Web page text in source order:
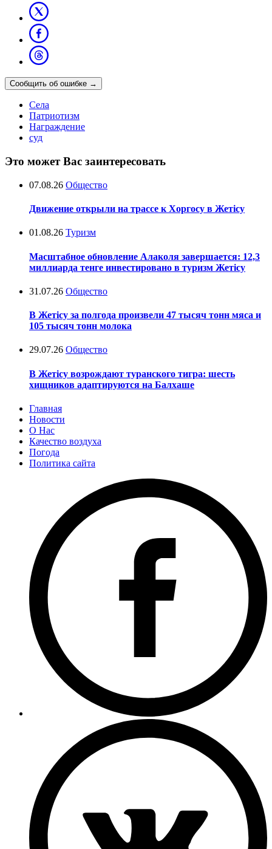
Сообщить об ошибке →
Села
Патриотизм
Награждение
суд
Это может Вас заинтересовать
07.08.26 Общество
Движение открыли на трассе к Хоргосу в Жетісу
01.08.26 Туризм
Масштабное обновление Алаколя завершается: 12,3
миллиарда тенге инвестировано в туризм Жетісу
31.07.26 Общество
В Жетісу за полгода произвели 47 тысяч тонн мяса и
105 тысяч тонн молока
29.07.26 Общество
В Жетісу возрождают туранского тигра: шесть
хищников адаптируются на Балхаше
Главная
Новости
О Нас
Качество воздуха
Погода
Политика сайта